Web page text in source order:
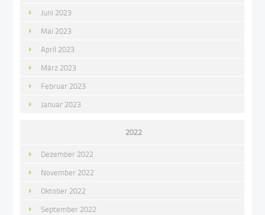
Juni 2023
Mai 2023
April 2023
März 2023
Februar 2023
Januar 2023
2022
Dezember 2022
November 2022
Oktober 2022
September 2022